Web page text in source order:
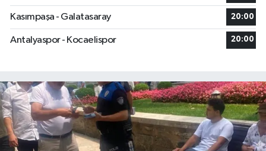
Kasımpaşa - Galatasaray 20:00
Antalyaspor - Kocaelispor 20:00